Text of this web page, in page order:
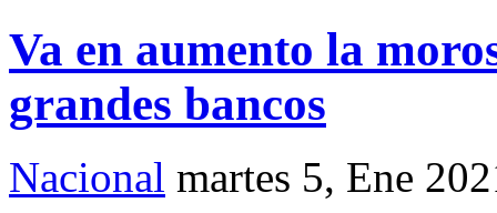
Va en aumento la
grandes bancos
Nacional martes 5, Ene